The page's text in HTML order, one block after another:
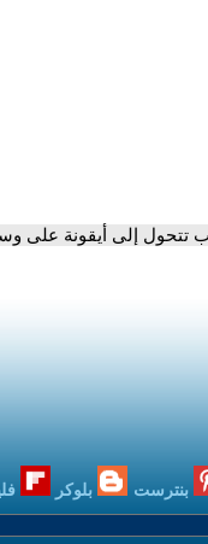
تتحول إلى أيقونة على
بنترست بلوكر